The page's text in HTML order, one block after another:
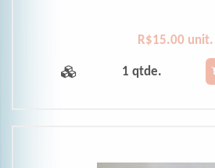
R$15.00 unit.
1 qtde.